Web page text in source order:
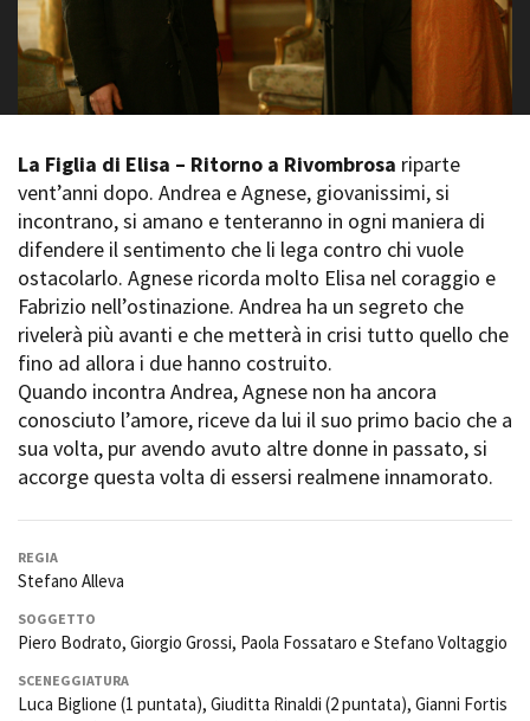
Sostenibilità ambientale
SERVIZI
Servizi generali
Spazi nella sede FCTP
Sala Casting
Sala Paolo Tenna
FILM FUNDS
Piemonte Film Tv Fund
Piemonte Film Tv
Development Fund
Piemonte Doc Film Fund
Short Film Fund
PRODUCTION GUIDE
Società di produzione
Strutture di servizio
Professionisti
Attrici-Attori
FESTIVAL, MARKETS,
AWARDS
International Film Festival
Rotterdam
Filmfestspiele Berlin
Festival de Cannes
Biografilm Festival - Bio to B
Industry Days
Locarno Film Festival
Mostra Internazionale d’Arte
Cinematografica Venezia
Toronto International Film
Festival
Festa del Cinema di Roma
Torino Film Festival
David di Donatello
Nastri d’Argento
Location - Nuovo utente
Lavora con noi
La Figlia di Elisa – Ritorno a Rivombrosa riparte
vent’anni dopo. Andrea e Agnese, giovanissimi, si
incontrano, si amano e tenteranno in ogni maniera di
difendere il sentimento che li lega contro chi vuole
ostacolarlo. Agnese ricorda molto Elisa nel coraggio e
Fabrizio nell’ostinazione. Andrea ha un segreto che
rivelerà più avanti e che metterà in crisi tutto quello che
fino ad allora i due hanno costruito.
Quando incontra Andrea, Agnese non ha ancora
conosciuto l’amore, riceve da lui il suo primo bacio che a
sua volta, pur avendo avuto altre donne in passato, si
accorge questa volta di essersi realmene innamorato.
REGIA
Stefano Alleva
SOGGETTO
Piero Bodrato, Giorgio Grossi, Paola Fossataro e Stefano Voltaggio
SCENEGGIATURA
Luca Biglione (1 puntata), Giuditta Rinaldi (2 puntata), Gianni Fortis